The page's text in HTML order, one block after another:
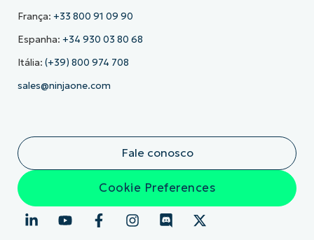
França: +33 800 91 09 90
Espanha: +34 930 03 80 68
Itália: (+39) 800 974 708
sales@ninjaone.com
Fale conosco
Cookie Preferences